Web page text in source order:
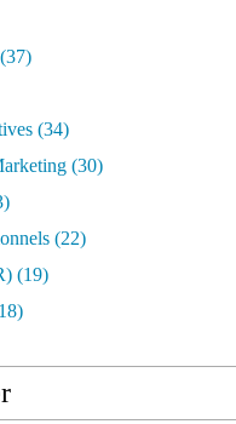
(37)
(34)
(30)
(22)
(19)